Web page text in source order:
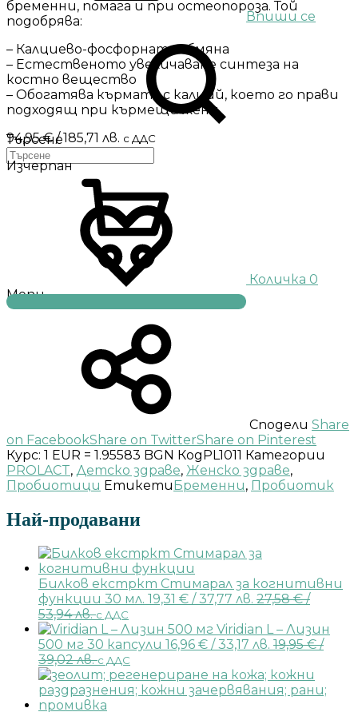
Впиши се
Търсене
Количка 0
Menu
бременни, помага и при остеопороза. Той
подобрява:
– Калциево-фосфорната обмяна
– Естественото увеличаване синтеза на
костно вещество
– Обогатява кърмата с калций, което го прави
подходящ при кърмещи жени
94,95€/ 185,71 лв. с ДДС
Изчерпан
Сподели Share
on FacebookShare on TwitterShare on Pinterest
Курс: 1 EUR = 1.95583 BGN КодPL1011 Категории
PROLACT, Детско здраве, Женско здраве,
Пробиотици ЕтикетиБременни, Пробиотик
Най-продавани
Билков екстркт Стимарал за когнитивни
функции 30 мл. 19,31 € / 37,77 лв. 27,58€/
53,94 лв.с ДДС
Viridian L – Лизин
500 мг 30 капсули 16,96 € / 33,17 лв. 19,95€/
39,02 лв.с ДДС